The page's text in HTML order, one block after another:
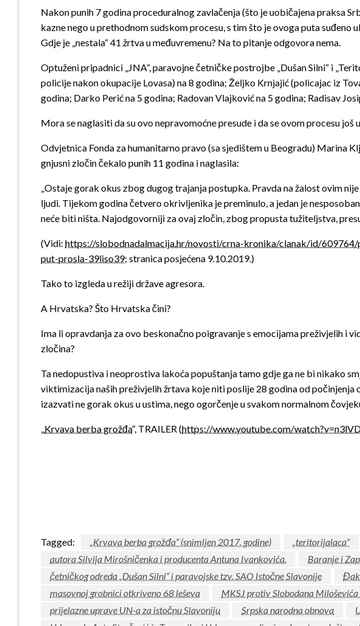
Nakon punih 7 godina proceduralnog zavlačenja (što je uobičajena praksa
kazne nego u prethodnom sudskom procesu, s tim što je ovoga puta
Gdje je „nestala“ 41 žrtva u međuvremenu? Na to pitanje odgovora nema.
Optuženi pripadnici „JNA“, paravojne četničke postrojbe „Dušan Silni“ i
policije nakon okupacije Lovasa) na 8 godina; Željko Krnjajić (policajac iz
godina; Darko Perić na 5 godina; Radovan Vlajković na 5 godina; Radisav
Mora se naglasiti da su ovo nepravomoćne presude i da se ovom procesu još
Odvjetnica Fonda za humanitarno pravo (sa sjedištem u Beogradu) Marina
gnjusni zločin čekalo punih 11 godina i naglasila:
„Ostaje gorak okus zbog dugog trajanja postupka. Pravda na žalost ovim
ljudi. Tijekom godina četvero okrivljenika je preminulo, a jedan je
neće biti ništa. Najodgovorniji za ovaj zločin, zbog propusta tužiteljstva,
(Vidi: https://slobodnadalmacija.hr/novosti/crna-kronika/clanak/id/
put-prosla-39liso39; stranica posjećena 9.10.2019.)
Tako to izgleda u režiji države agresora.
A Hrvatska? Što Hrvatska čini?
Ima li opravdanja za ovo beskonačno poigravanje s emocijama preživjelih i
zločina?
Ta nedopustiva i neoprostiva lakoća popuštanja tamo gdje ga ne bi nikako
viktimizacija naših preživjelih žrtava koje niti poslije 28 godina od
izazvati ne gorak okus u ustima, nego ogorčenje u svakom normalnom
„Krvava berba grožđa“, TRAILER (https://www.youtube.com/
Tagged: „Krvava berba grožđa“ (snimljen 2017. godine) „teritorijalaca“
autora Silvija Mirošničenka i producenta Antuna Ivankovića.
Baranje i
četničkog odreda „Dušan Silni“ i paravojske tzv. SAO Istočne Slavonije
masovnoj grobnici otkriveno 68 leševa
MKSJ protiv Slobodana
prijelazne uprave UN-a za istočnu Slavoniju
Srpska narodna obnova